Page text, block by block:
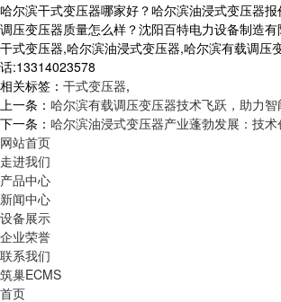
哈尔滨干式变压器哪家好？哈尔滨油浸式变压器
调压变压器质量怎么样？沈阳百特电力设备制造
干式变压器,哈尔滨油浸式变压器,哈尔滨有载调压
话:13314023578
相关标签： 干式变压器,
上一条： 哈尔滨有载调压变压器技术飞跃，助力
下一条： 哈尔滨油浸式变压器产业蓬勃发展：技
网站首页
走进我们
产品中心
新闻中心
设备展示
企业荣誉
联系我们
筑巢ECMS
首页